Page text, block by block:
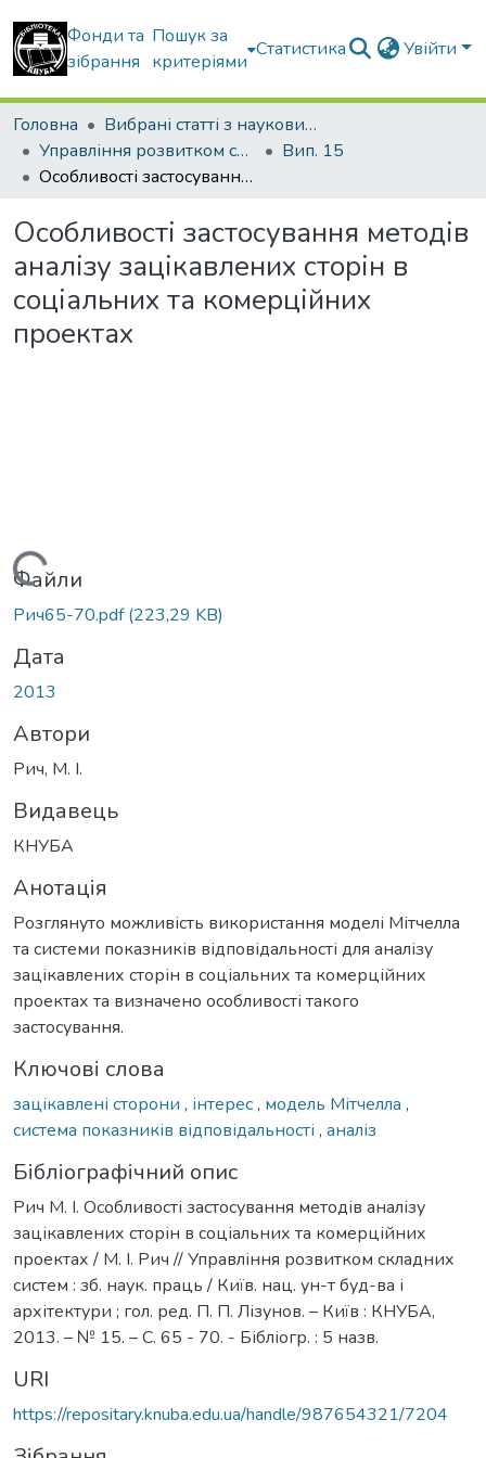
Фонди та
зібрання
Пошук за
критеріями
Статистика Увійти
Головна
Вибрані статті з наукових збірників КНУБА
Управління розвитком складних систем
Вип. 15
Особливості застосування методів аналізу зацікавлених сторін в соціальних та комерційних проектах
Особливості застосування методів
аналізу зацікавлених сторін в
соціальних та комерційних
проектах
Вантажиться...
Файли
Рич65-70.pdf(223,29 KB)
Дата
2013
Автори
Рич, М. І.
Видавець
КНУБА
Анотація
Розглянуто можливість використання моделі Мітчелла
та системи показників відповідальності для аналізу
зацікавлених сторін в соціальних та комерційних
проектах та визначено особливості такого
застосування.
Ключові слова
зацікавлені сторони , інтерес, модель Мітчелла ,
система показників відповідальності , аналіз
Бібліографічний опис
Рич М. І. Особливості застосування методів аналізу
зацікавлених сторін в соціальних та комерційних
проектах / М. І. Рич // Управління розвитком складних
систем : зб. наук. праць / Київ. нац. ун-т буд-ва і
архітектури ; гол. ред. П. П. Лізунов. – Київ : КНУБА,
2013. – № 15. – С. 65 - 70. - Бібліогр. : 5 назв.
URI
https://repositary.knuba.edu.ua/handle/987654321/7204